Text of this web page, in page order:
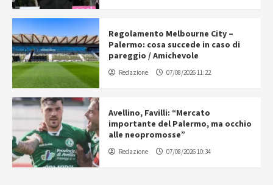
Regolamento Melbourne City –
Palermo: cosa succede in caso di
pareggio / Amichevole
Redazione 07/08/2026 11:22
Avellino, Favilli: “Mercato
importante del Palermo, ma occhio
alle neopromosse”
Redazione 07/08/2026 10:34